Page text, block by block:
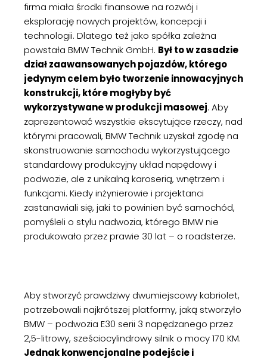
firma miała środki finansowe na rozwój i
eksplorację nowych projektów, koncepcji i
technologii. Dlatego też jako spółka zależna
powstała BMW Technik GmbH. Był to w zasadzie
dział zaawansowanych pojazdów, którego
jedynym celem było tworzenie innowacyjnych
konstrukcji, które mogłyby być
wykorzystywane w produkcji masowej. Aby
zaprezentować wszystkie ekscytujące rzeczy, nad
którymi pracowali, BMW Technik uzyskał zgodę na
skonstruowanie samochodu wykorzystującego
standardowy produkcyjny układ napędowy i
podwozie, ale z unikalną karoserią, wnętrzem i
funkcjami. Kiedy inżynierowie i projektanci
zastanawiali się, jaki to powinien być samochód,
pomyśleli o stylu nadwozia, którego BMW nie
produkowało przez prawie 30 lat – o roadsterze.
Aby stworzyć prawdziwy dwumiejscowy kabriolet,
potrzebowali najkrótszej platformy, jaką stworzyło
BMW – podwozia E30 serii 3 napędzanego przez
2,5-litrowy, sześciocylindrowy silnik o mocy 170 KM.
Jednak konwencjonalne podejście i